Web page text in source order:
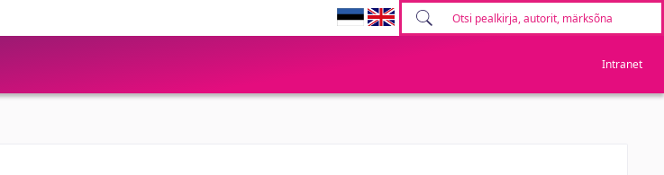
Intranet